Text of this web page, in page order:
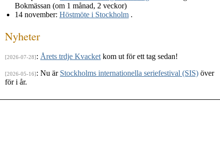
Bokmässan (om 1 månad, 2 veckor)
14 november: Höstmöte i Stockholm .
Nyheter
[2026-07-28] : Årets trdje Kvacket kom ut för ett tag sedan!
[2026-05-16] : Nu är Stockholms internationella seriefestival (SIS) över
för i år.